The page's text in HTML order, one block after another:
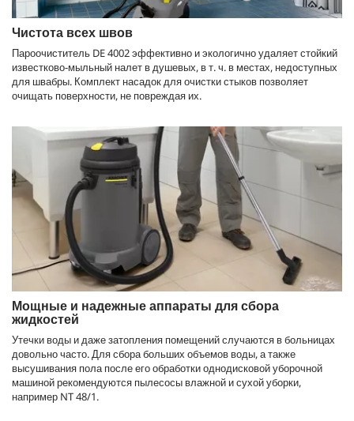
Чистота всех швов
Пароочиститель DE 4002 эффективно и экологично удаляет стойкий
известково-мыльный налет в душевых, в т. ч. в местах, недоступных
для швабры. Комплект насадок для очистки стыков позволяет
очищать поверхности, не повреждая их.
Мощные и надежные аппараты для сбора
жидкостей
Утечки воды и даже затопления помещений случаются в больницах
довольно часто. Для сбора больших объемов воды, а также
высушивания пола после его обработки однодисковой уборочной
машиной рекомендуются пылесосы влажной и сухой уборки,
например NT 48/1.